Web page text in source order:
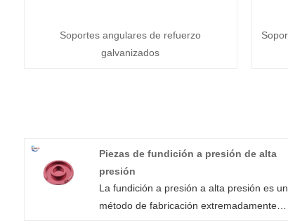
Soportes angulares de refuerzo
galvanizados
Piezas de fundición a presión de alta
presión
La fundición a presión a alta presión es un
método de fabricación extremadamente